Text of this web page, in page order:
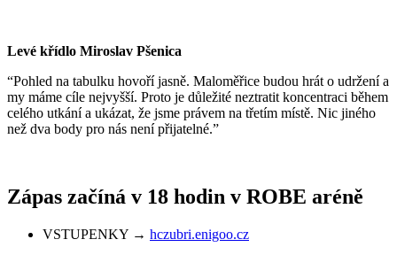
Levé křídlo Miroslav Pšenica
“Pohled na tabulku hovoří jasně. Maloměřice budou hrát o udržení a
my máme cíle nejvyšší. Proto je důležité neztratit koncentraci během
celého utkání a ukázat, že jsme právem na třetím místě. Nic jiného
než dva body pro nás není přijatelné.”
Zápas začíná v 18 hodin v ROBE aréně
VSTUPENKY → hczubri.enigoo.cz